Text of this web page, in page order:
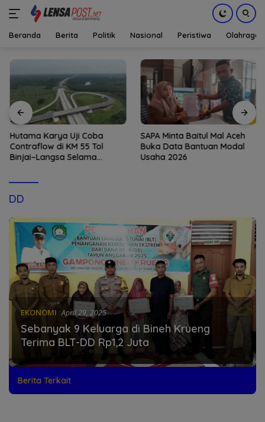
konten
Beranda Berita Politik Nasional Peristiwa Olahraga
Hutama Karya Uji Coba
Contraflow di KM 55 Tol
Binjai–Langsa Selama
SAPA Minta Baitul Mal Aceh
Buka Data Bantuan Modal
Usaha 2026
DD
EKONOMI April 29, 2025
Sebanyak 9 Keluarga di Bineh Krueng
Terima BLT-DD Rp1,2 Juta
Berita Terkait